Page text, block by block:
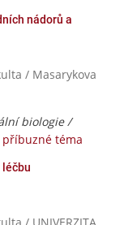
nádorů a
/ Masarykova
biologie /
příbuzné téma